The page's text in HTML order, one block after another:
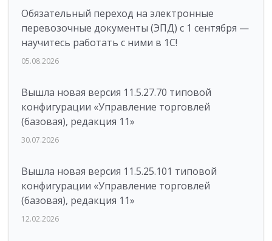
Обязательный переход на электронные
перевозочные документы (ЭПД) с 1 сентября —
научитесь работать с ними в 1С!
05.08.2026
Вышла новая версия 11.5.27.70 типовой
конфигурации «Управление торговлей
(базовая), редакция 11»
30.07.2026
Вышла новая версия 11.5.25.101 типовой
конфигурации «Управление торговлей
(базовая), редакция 11»
12.02.2026